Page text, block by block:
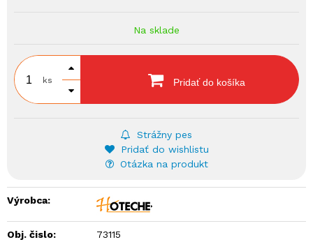
Na sklade
ks Pridať do košíka
Strážny pes
Pridať do wishlistu
Otázka na produkt
Výrobca:
Obj. čislo: 73115